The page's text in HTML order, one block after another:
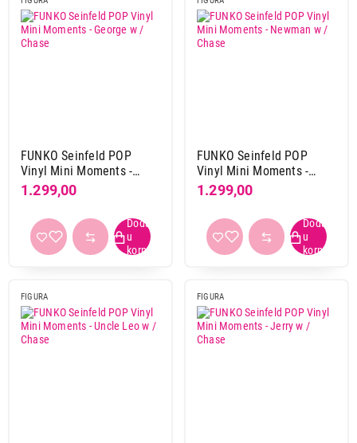
FUNKO Seinfeld POP
Vinyl Mini Moments -
George w / Chase
1.299,00
FUNKO Seinfeld POP
Vinyl Mini Moments -
Newman w / Chase
1.299,00
FIGURA FIGURA